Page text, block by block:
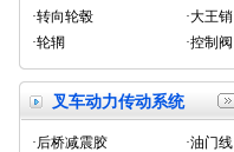
·转向轮毂
·大王销
·轮辋
·控制阀
叉车动力传动系统
·后桥减震胶
·油门线